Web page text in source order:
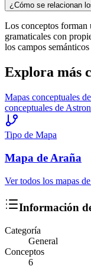
¿Cómo se relacionan
Los conceptos forman
gramaticales con
los campos
Explora más
Mapas conceptuales de
conceptuales de
Tipo de Mapa
Mapa de Araña
Ver todos los mapas
Información
Categoría
General
Conceptos
6